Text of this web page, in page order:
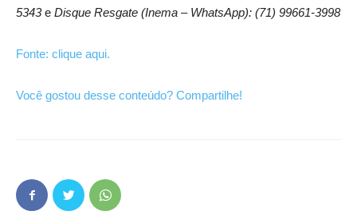
5343e Disque Resgate (Inema – WhatsApp): (71) 99661-3998
Fonte: clique aqui.
Você gostou desse conteúdo? Compartilhe!